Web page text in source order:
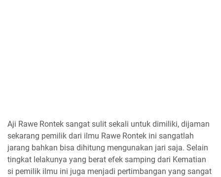
Aji Rawe Rontek sangat sulit sekali untuk dimiliki, dijaman
sekarang pemilik dari ilmu Rawe Rontek ini sangatlah
jarang bahkan bisa dihitung mengunakan jari saja. Selain
tingkat lelakunya yang berat efek samping dari Kematian
si pemilik ilmu ini juga menjadi pertimbangan yang sangat